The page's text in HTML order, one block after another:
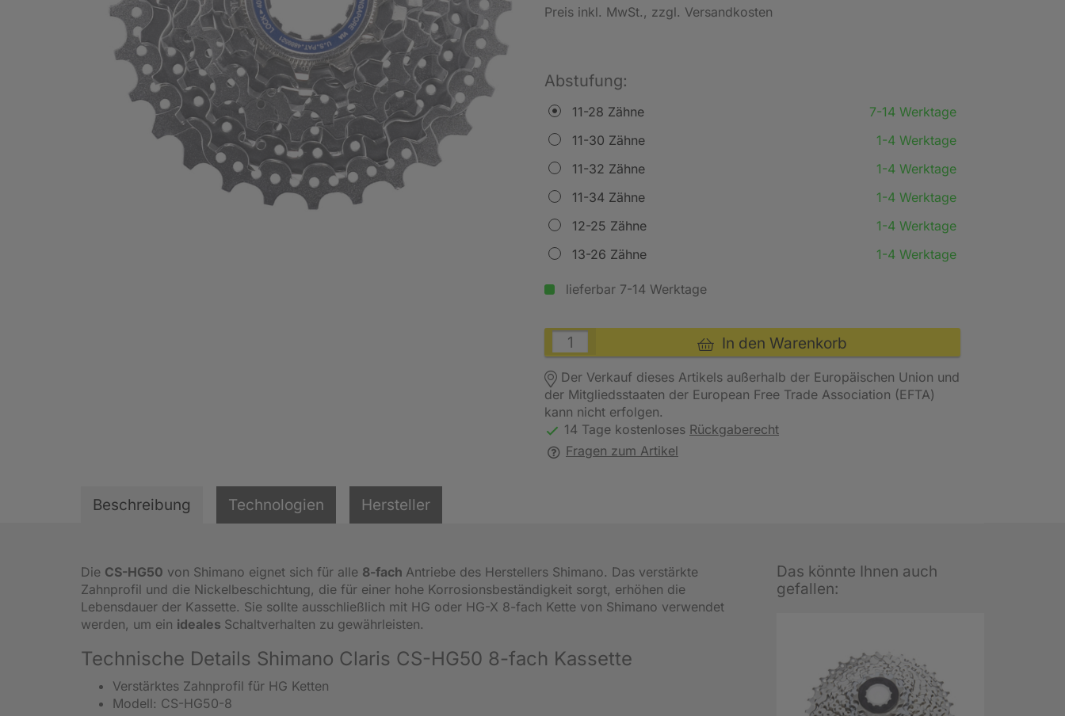
Preis inkl. MwSt., zzgl. Versandkosten
Abstufung:
11-28 Zähne
7-14 Werktage
11-30 Zähne
1-4 Werktage
11-32 Zähne
1-4 Werktage
11-34 Zähne
1-4 Werktage
12-25 Zähne
1-4 Werktage
13-26 Zähne
1-4 Werktage
lieferbar 7-14 Werktage
In den Warenkorb
Der Verkauf dieses Artikels außerhalb der Europäischen Union und
der Mitgliedsstaaten der European Free Trade Association (EFTA)
kann nicht erfolgen.
14 Tage kostenloses Rückgaberecht
Fragen zum Artikel
Beschreibung Technologien Hersteller
Die CS-HG50 von Shimano eignet sich für alle 8-fach Antriebe des Herstellers Shimano. Das verstärkte
Zahnprofil und die Nickelbeschichtung, die für einer hohe Korrosionsbeständigkeit sorgt, erhöhen die
Lebensdauer der Kassette. Sie sollte ausschließlich mit HG oder HG-X 8-fach Kette von Shimano verwendet
werden, um ein ideales Schaltverhalten zu gewährleisten.
Technische Details Shimano Claris CS-HG50 8-fach Kassette
Verstärktes Zahnprofil für HG Ketten
Modell: CS-HG50-8
Das könnte Ihnen auch
gefallen: